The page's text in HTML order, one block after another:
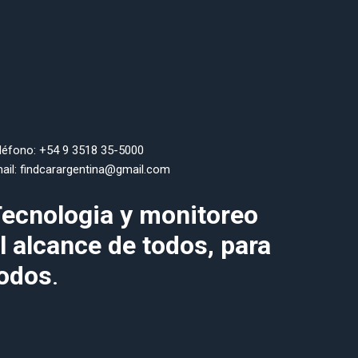
+54 9 3518 35-5000
findcarargentina@gmail.com
y monitoreo
alcance de todos, para
.